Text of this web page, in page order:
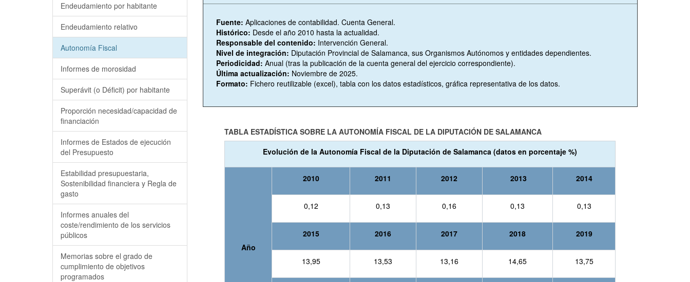
Endeudamiento por habitante
Endeudamiento relativo
Autonomía Fiscal
Informes de morosidad
Superávit (o Déficit) por habitante
Proporción necesidad/capacidad de
financiación
Informes de Estados de ejecución
del Presupuesto
Estabilidad presupuestaria,
Sostenibilidad financiera y Regla de
gasto
Informes anuales del
coste/rendimiento de los servicios
públicos
Memorias sobre el grado de
cumplimiento de objetivos
programados
Fuente: Aplicaciones de contabilidad. Cuenta General.
Histórico: Desde el año 2010 hasta la actualidad.
Responsable del contenido: Intervención General.
Nivel de integración: Diputación Provincial de Salamanca, sus Organismos Autónomos y entidades dependientes.
Periodicidad: Anual (tras la publicación de la cuenta general del ejercicio correspondiente).
Última actualización: Noviembre de 2025.
Formato: Fichero reutilizable (excel), tabla con los datos estadísticos, gráfica representativa de los datos.
TABLA ESTADÍSTICA SOBRE LA AUTONOMÍA FISCAL DE LA DIPUTACIÓN DE SALAMANCA
Evolución de la Autonomía Fiscal de la Diputación de Salamanca (datos en porcentaje %)
Año
2010 2011 2012 2013 2014
0,12 0,13 0,16 0,13 0,13
2015 2016 2017 2018 2019
13,95 13,53 13,16 14,65 13,75